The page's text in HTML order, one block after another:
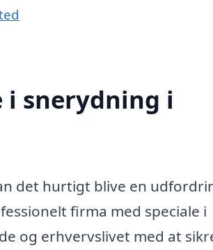
i snerydning i
det hurtigt blive en
firma med speciale i
og erhvervslivet med at